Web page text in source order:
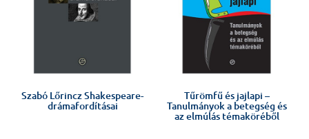
Szabó Lőrincz Shakespeare-
drámafordításai
Tűrömfű és jajlapi –
Tanulmányok a betegség és
az elmúlás témaköréből